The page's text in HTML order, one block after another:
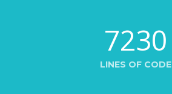
7230
LINES OF CODE